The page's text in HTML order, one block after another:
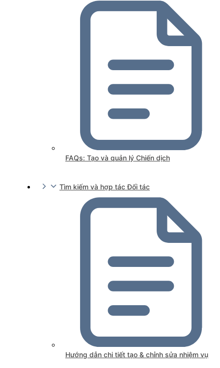
FAQs: Tạo và quản lý Chiến dịch
Tìm kiếm và hợp tác Đối tác
Hướng dẫn chi tiết tạo & chỉnh sửa nhiệm vụ